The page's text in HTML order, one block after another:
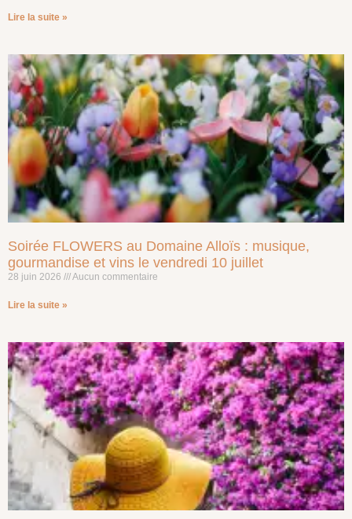
Lire la suite »
Soirée FLOWERS au Domaine Alloïs : musique,
gourmandise et vins le vendredi 10 juillet
28 juin 2026 Aucun commentaire
Lire la suite »